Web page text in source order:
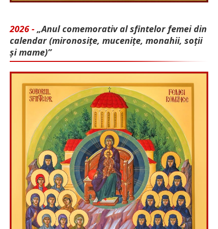
2026 - „Anul comemorativ al sfintelor femei din
calendar (mironosițe, mu­cenițe, monahii, soții
și mame)”